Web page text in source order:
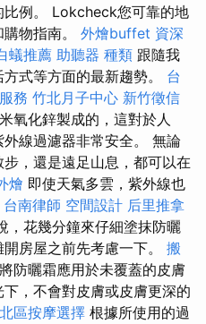
比例。 Lokcheck您可靠的地
物指南。 外燴buffet 資深
蟻推薦 助聽器 種類 跟隨我
式等方面的最新趨勢。 台
務 竹北月子中心 新竹徵信
氧化鋅製成的，這對於人
線過濾器非常安全。 無論
，還是遠足山息，都可以在
燴 即使天氣多雲，紫外線也
台南律師 空間設計 后里推拿
，花幾分鐘來仔細塗抹防曬
房屋之前先考慮一下。 搬
防曬霜應用於未覆蓋的皮膚
，不會對皮膚或皮膚更深的
北區按摩選擇 根據所使用的過